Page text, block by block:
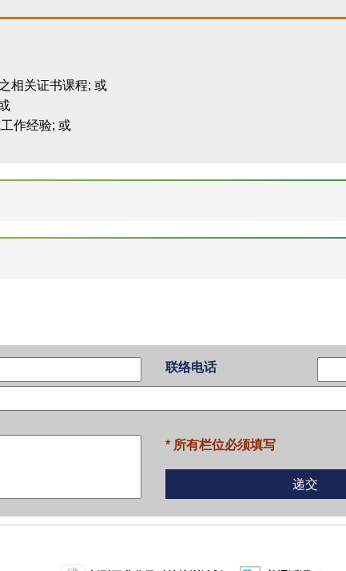
相关证书课程; 或
作经验; 或
联络电话
* 所有栏位必须填写